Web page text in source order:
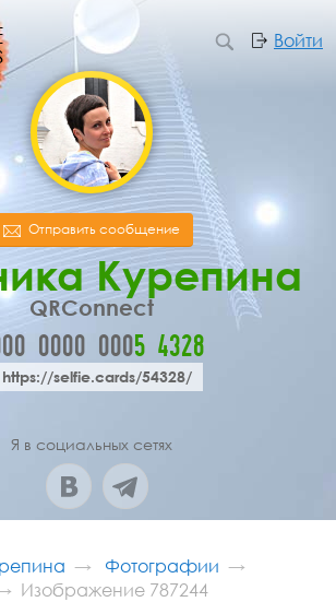
Войти
Отправить сообщение
Курепина
QRConnect
0000 0005 4328
https://selfie.cards/54328/
Я в социальных сетях
Фотографии
Изображение 787244